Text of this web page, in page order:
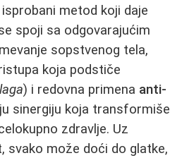
metod koji daje
spoji sa odgovarajućim
sopstvenog tela,
koja podstiče
) i redovna primena anti-
sinergiju koja transformiše
zdravlje. Uz
svako može doći do glatke,